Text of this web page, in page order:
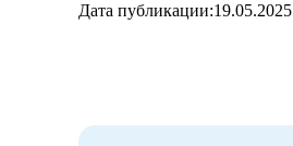
Дата публикации:19.05.2025